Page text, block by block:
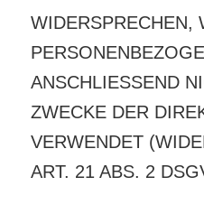
WIDERSPRECHEN,
ANSCHLIESSEND
ZWECKE DER
VERWENDET
ART. 21 ABS. 2